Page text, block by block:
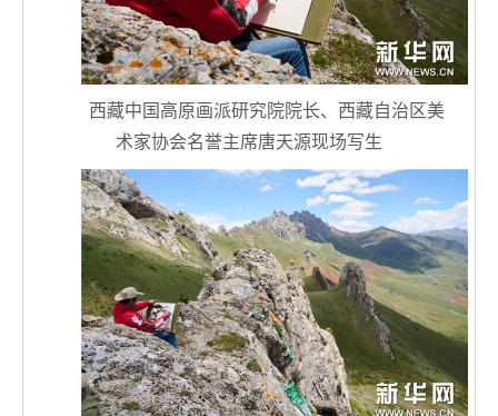
西藏中国高原画派研究院院长、西藏自治区美
术家协会名誉主席唐天源现场写生